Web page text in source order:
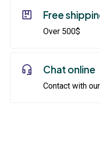
Free
Over 500$
Chat online
Contact with